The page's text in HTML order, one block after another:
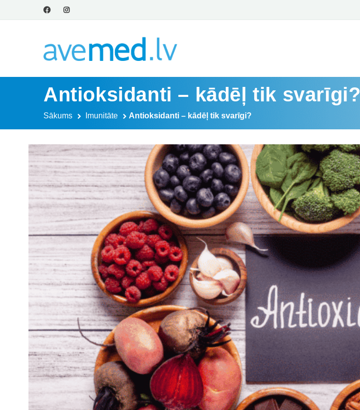
Antioksidanti – kādēļ tik svarīgi?
Sākums Imunitāte Antioksidanti – kādēļ tik svarīgi?